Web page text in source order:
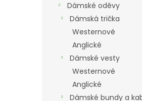
Dámské oděvy
Dámská trička
Westernové
Anglické
Dámské vesty
Westernové
Anglické
Dámské bundy a